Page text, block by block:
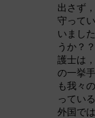
出さず
守って
いまし
うか？
護士は
の一挙
も我々
ってい
外国で